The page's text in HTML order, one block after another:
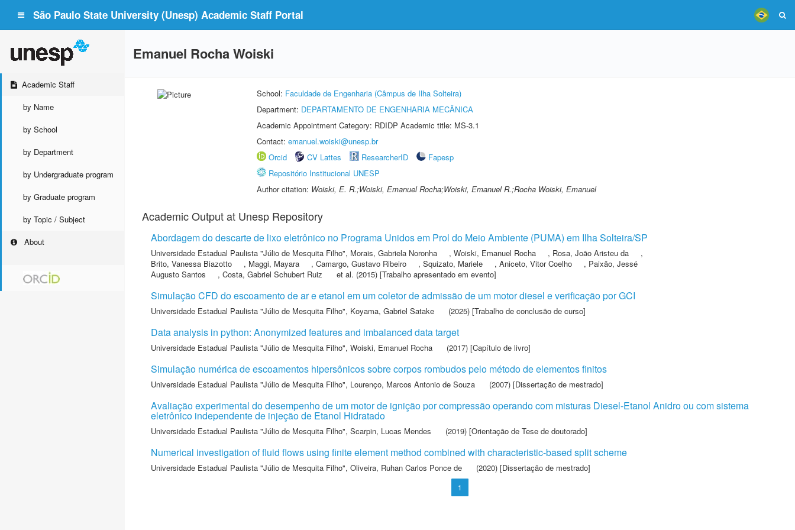
São Paulo State University (Unesp) Academic Staff Portal
Academic Staff
by Name
by School
by Department
by Undergraduate program
by Graduate program
by Topic / Subject
About
Emanuel Rocha Woiski
School: Faculdade de Engenharia (Câmpus de Ilha Solteira)
Department: DEPARTAMENTO DE ENGENHARIA MECÂNICA
Academic Appointment Category: RDIDP Academic title: MS-3.1
Contact: emanuel.woiski@unesp.br
Orcid
CV Lattes ResearcherID
Fapesp
Repositório Institucional UNESP
Author citation: Woiski, E. R.;Woiski, Emanuel Rocha;Woiski, Emanuel R.;Rocha Woiski, Emanuel
Academic Output at Unesp Repository
Abordagem do descarte de lixo eletrônico no Programa Unidos em Prol do Meio Ambiente (PUMA) em Ilha Solteira/SP
Universidade Estadual Paulista "Júlio de Mesquita Filho", Morais, Gabriela Noronha , Woiski, Emanuel Rocha , Rosa, João Aristeu da
,
Brito, Vanessa Biazotto
, Maggi, Mayara , Camargo, Gustavo Ribeiro , Squizato, Mariele , Aniceto, Vitor Coelho , Paixão, Jessé
Augusto Santos
, Costa, Gabriel Schubert Ruiz et al. (2015) [Trabalho apresentado em evento]
Simulação CFD do escoamento de ar e etanol em um coletor de admissão de um motor diesel e verificação por GCI
Universidade Estadual Paulista "Júlio de Mesquita Filho", Koyama, Gabriel Satake (2025) [Trabalho de conclusão de curso]
Data analysis in python: Anonymized features and imbalanced data target
Universidade Estadual Paulista "Júlio de Mesquita Filho", Woiski, Emanuel Rocha (2017) [Capítulo de livro]
Simulação numérica de escoamentos hipersônicos sobre corpos rombudos pelo método de elementos finitos
Universidade Estadual Paulista "Júlio de Mesquita Filho", Lourenço, Marcos Antonio de Souza (2007) [Dissertação de mestrado]
Avaliação experimental do desempenho de um motor de ignição por compressão operando com misturas Diesel-Etanol Anidro ou com sistema
eletrônico independente de injeção de Etanol Hidratado
Universidade Estadual Paulista "Júlio de Mesquita Filho", Scarpin, Lucas Mendes (2019) [Orientação de Tese de doutorado]
Numerical investigation of fluid flows using finite element method combined with characteristic-based split scheme
Universidade Estadual Paulista "Júlio de Mesquita Filho", Oliveira, Ruhan Carlos Ponce de (2020) [Dissertação de mestrado]
1